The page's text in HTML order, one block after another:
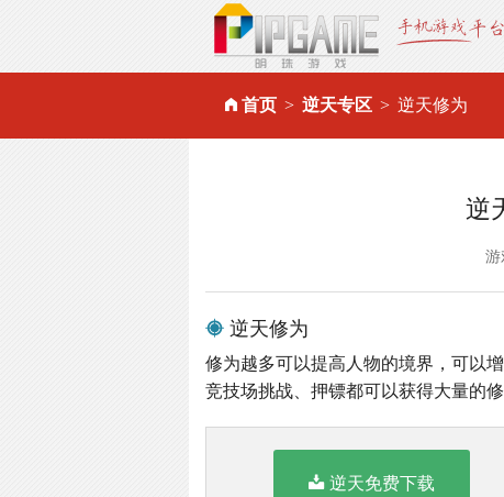
首页 逆天专区 逆天修为
逆
逆天修为
修为越多可以提高人物的境界，可以
竞技场挑战、押镖都可以获得大量的
逆天免费下载